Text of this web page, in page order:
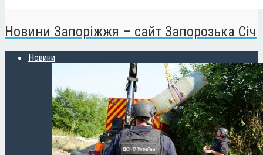
Новини Запоріжжя – сайт Запорозька Січ
Новини